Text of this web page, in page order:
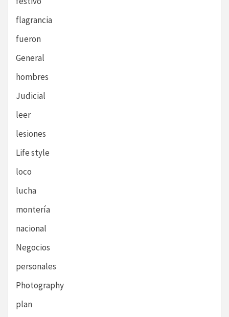
flagrancia
fueron
General
hombres
Judicial
leer
lesiones
Life style
loco
lucha
montería
nacional
Negocios
personales
Photography
plan